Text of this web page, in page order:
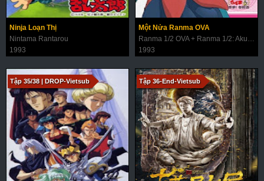
Ninja Loạn Thị
Nintama Rantarou
1993
Một Nửa Ranma OVA
Ranma 1/2 OVA + Ranma 1/2: Akumu! Shunmin Kou
1993
Tập 35/38 | DROP-Vietsub Tập 36-End-Vietsub